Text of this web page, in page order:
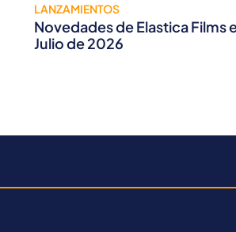
LANZAMIENTOS
Novedades de Elastica Films
Julio de 2026